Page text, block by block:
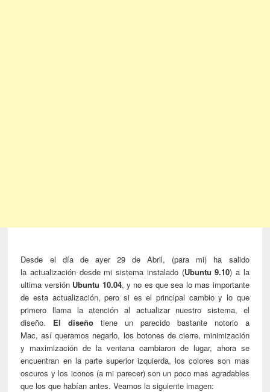
Desde el día de ayer 29 de Abril, (para mi) ha salido
la actualización desde mi sistema instalado (Ubuntu 9.10) a la
ultima versión Ubuntu 10.04, y no es que sea lo mas importante
de esta actualización, pero si es el principal cambio y lo que
primero llama la atención al actualizar nuestro sistema, el
diseño. El diseño tiene un parecido bastante notorio a
Mac, así queramos negarlo, los botones de cierre, minimización
y maximización de la ventana cambiaron de lugar, ahora se
encuentran en la parte superior izquierda, los colores son mas
oscuros y los iconos (a mi parecer) son un poco mas agradables
que los que habían antes. Veamos la siguiente imagen: